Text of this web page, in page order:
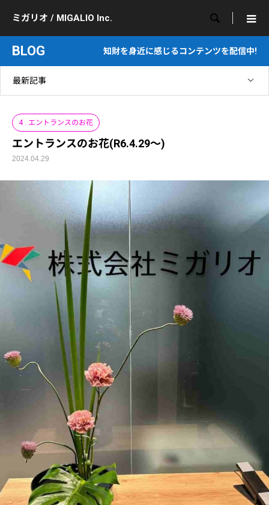
ミガリオ / MIGALIO Inc. 
BLOG 知財を身近に感じるコンテンツを配信中!
最新記事
4 . エントランスのお花
エントランスのお花(R6.4.29～)
2024.04.29